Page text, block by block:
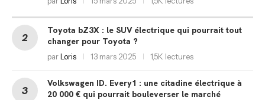
Toyota bZ3X : le SUV électrique qui pourrait tout
changer pour Toyota ?
parLoris 13 mars 2025 1,5K lectures
Volkswagen ID. Every1 : une citadine électrique à
20 000 € qui pourrait bouleverser le marché